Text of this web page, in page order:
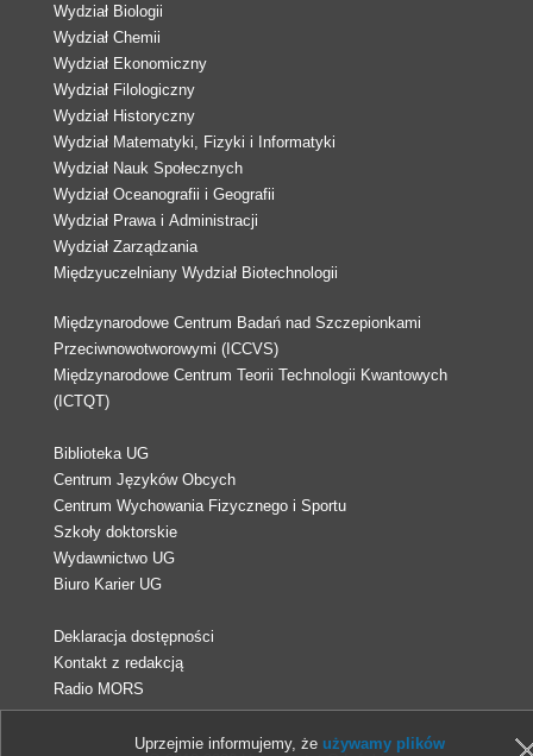
Wydział Biologii
Wydział Chemii
Wydział Ekonomiczny
Wydział Filologiczny
Wydział Historyczny
Wydział Matematyki, Fizyki i Informatyki
Wydział Nauk Społecznych
Wydział Oceanografii i Geografii
Wydział Prawa i Administracji
Wydział Zarządzania
Międzyuczelniany Wydział Biotechnologii
Międzynarodowe Centrum Badań nad Szczepionkami
Przeciwnowotworowymi (ICCVS)
Międzynarodowe Centrum Teorii Technologii Kwantowych
(ICTQT)
Biblioteka UG
Centrum Języków Obcych
Centrum Wychowania Fizycznego i Sportu
Szkoły doktorskie
Wydawnictwo UG
Biuro Karier UG
Deklaracja dostępności
Kontakt z redakcją
Radio MORS
Uprzejmie informujemy, że używamy plików